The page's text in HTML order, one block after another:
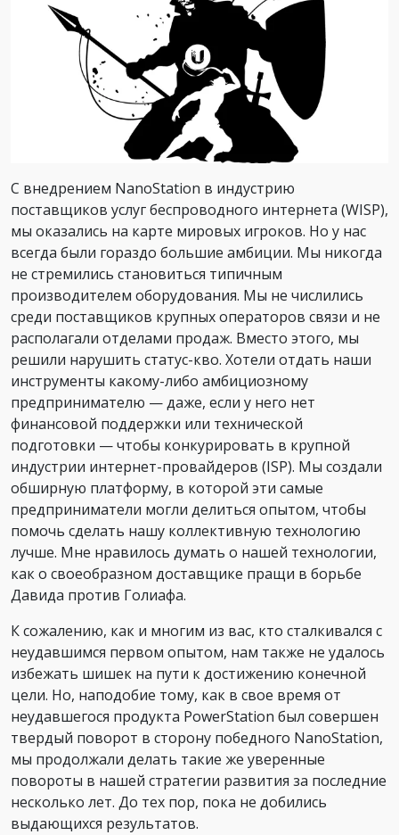
С внедрением NanoStation в индустрию
поставщиков услуг беспроводного интернета (WISP),
мы оказались на карте мировых игроков. Но у нас
всегда были гораздо большие амбиции. Мы никогда
не стремились становиться типичным
производителем оборудования. Мы не числились
среди поставщиков крупных операторов связи и не
располагали отделами продаж. Вместо этого, мы
решили нарушить статус-кво. Хотели отдать наши
инструменты какому-либо амбициозному
предпринимателю — даже, если у него нет
финансовой поддержки или технической
подготовки — чтобы конкурировать в крупной
индустрии интернет-провайдеров (ISP). Мы создали
обширную платформу, в которой эти самые
предприниматели могли делиться опытом, чтобы
помочь сделать нашу коллективную технологию
лучше. Мне нравилось думать о нашей технологии,
как о своеобразном доставщике пращи в борьбе
Давида против Голиафа.
К сожалению, как и многим из вас, кто сталкивался с
неудавшимся первом опытом, нам также не удалось
избежать шишек на пути к достижению конечной
цели. Но, наподобие тому, как в свое время от
неудавшегося продукта PowerStation был совершен
твердый поворот в сторону победного NanoStation,
мы продолжали делать такие же уверенные
повороты в нашей стратегии развития за последние
несколько лет. До тех пор, пока не добились
выдающихся результатов.